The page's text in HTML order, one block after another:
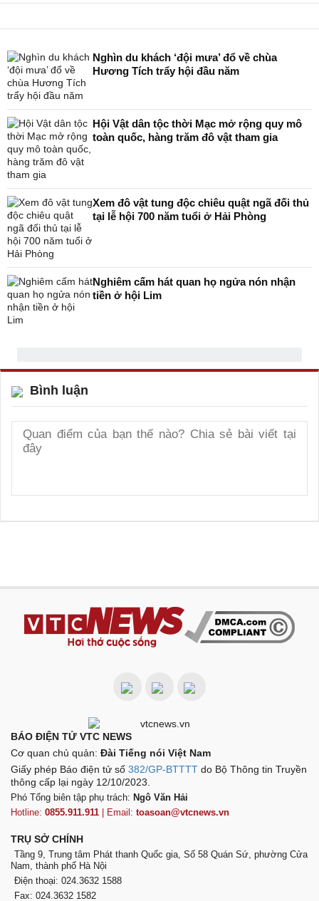
Nghìn du khách ‘đội mưa’ đổ về chùa
Hương Tích trẩy hội đầu năm
Hội Vật dân tộc thời Mạc mở rộng quy mô
toàn quốc, hàng trăm đô vật tham gia
Xem đô vật tung độc chiêu quật ngã đối thủ
tại lễ hội 700 năm tuổi ở Hải Phòng
Nghiêm cấm hát quan họ ngửa nón nhận
tiền ở hội Lim
Bình luận
BÁO ĐIỆN TỬ VTC NEWS
Cơ quan chủ quản: Đài Tiếng nói Việt Nam
Giấy phép Báo điện tử số 382/GP-BTTTT do Bộ Thông tin Truyền
thông cấp lại ngày 12/10/2023.
Phó Tổng biên tập phụ trách: Ngô Văn Hải
Hotline: 0855.911.911 | Email: toasoan@vtcnews.vn
TRỤ SỞ CHÍNH
Tầng 9, Trung tâm Phát thanh Quốc gia, Số 58 Quán Sứ, phường Cửa
Nam, thành phố Hà Nội
Điện thoại: 024.3632 1588
Fax: 024.3632 1582